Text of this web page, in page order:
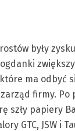
były
ma odbyć
firmy. Po
szły papiery
GTC, JSW i